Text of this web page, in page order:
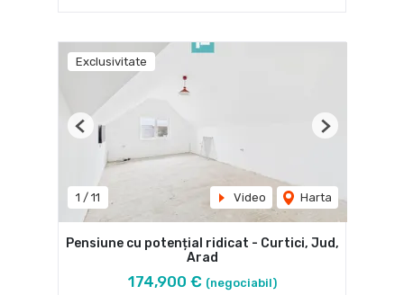
Exclusivitate
1 / 11 Video Harta
Previous Next
Pensiune cu potențial ridicat - Curtici, Jud,
Arad
174,900 € (negociabil)